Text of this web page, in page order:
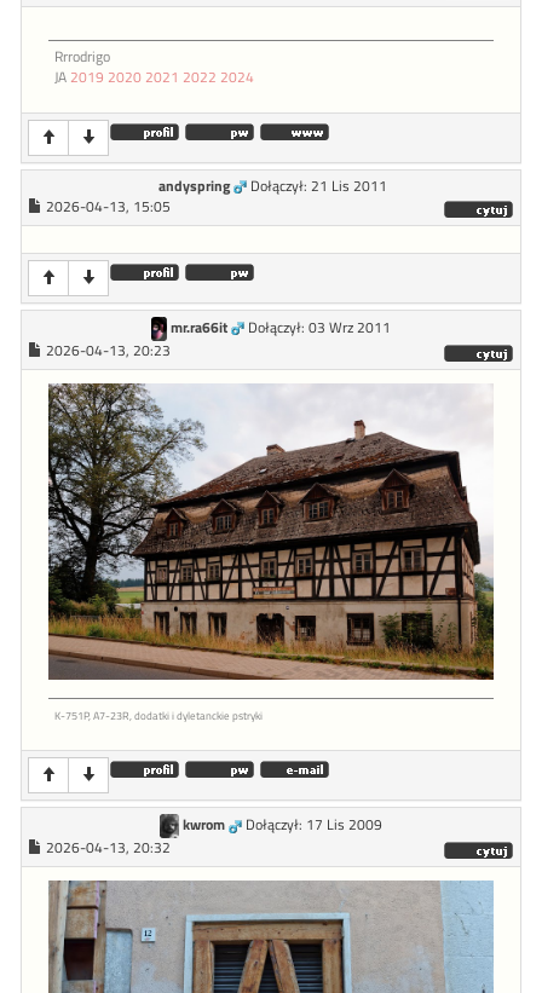
Rrrodrigo
JA 2019 2020 2021 2022 2024
andyspring
Dołączył: 21 Lis 2011
2026-04-13, 15:05
mr.ra66it
Dołączył: 03 Wrz 2011
2026-04-13, 20:23
K-751P, A7-23R, dodatki i dyletanckie pstryki
kwrom
Dołączył: 17 Lis 2009
2026-04-13, 20:32